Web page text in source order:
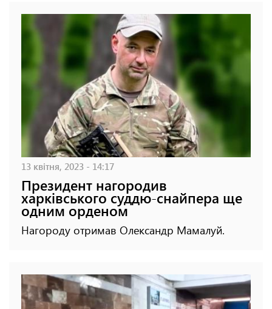
13 квітня, 2023 - 14:17
Президент нагородив
харківського суддю-снайпера ще
одним орденом
Нагороду отримав Олександр Мамалуй.